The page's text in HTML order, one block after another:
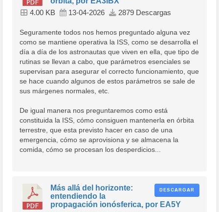
4.00 KB 13-04-2026 2879 Descargas
Seguramente todos nos hemos preguntado alguna vez
como se mantiene operativa la ISS, como se desarrolla el
día a día de los astronautas que viven en ella, que tipo de
rutinas se llevan a cabo, que parámetros esenciales se
supervisan para asegurar el correcto funcionamiento, que
se hace cuando algunos de estos parámetros se sale de
sus márgenes normales, etc.
De igual manera nos preguntaremos como está
constituida la ISS, cómo consiguen mantenerla en órbita
terrestre, que esta previsto hacer en caso de una
emergencia, cómo se aprovisiona y se almacena la
comida, cómo se procesan los desperdicios...
DESCARGAR
Más allá del horizonte:
entendiendo la
propagación ionósferica, por EA5Y